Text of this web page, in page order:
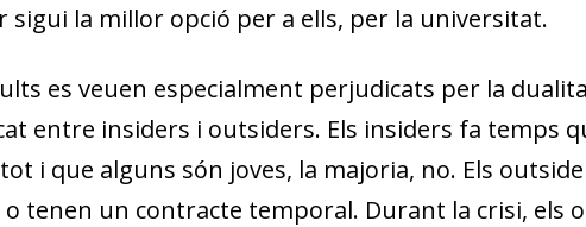
sigui la millor opció per a ells, per la universitat.
es veuen especialment perjudicats per la
entre insiders i outsiders. Els insiders fa temps
i que alguns són joves, la majoria, no. Els
tenen un contracte temporal. Durant la crisi, els